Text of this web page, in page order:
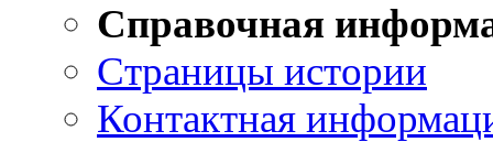
Справочная
Страницы истории
Контактная